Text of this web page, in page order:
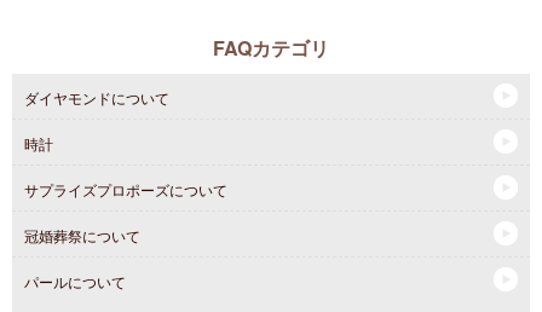
FAQカテゴリ
ダイヤモンドについて
時計
サプライズプロポーズについて
冠婚葬祭について
パールについて